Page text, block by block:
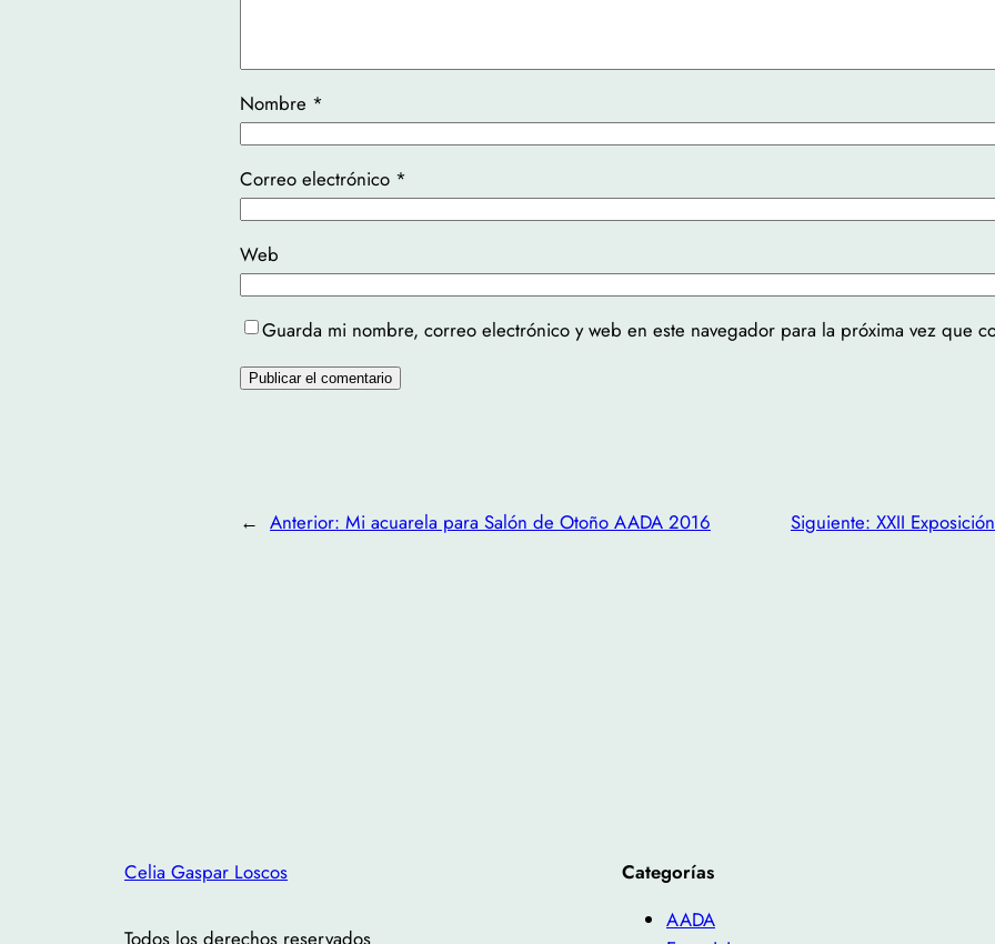
Nombre *
Correo electrónico *
Web
Guarda mi nombre, correo electrónico y web en este navegador para la próxima vez que
← Anterior: Mi acuarela para Salón de Otoño AADA 2016 Siguiente: XXII
Celia Gaspar Loscos
Todos los derechos reservados
Categorías
AADA